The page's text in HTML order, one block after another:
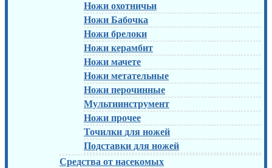
Ножи охотничьи
Ножи Бабочка
Ножи брелоки
Ножи керамбит
Ножи мачете
Ножи метательные
Ножи перочинные
Мультиинструмент
Ножи прочее
Точилки для ножей
Подставки для ножей
Средства от насекомых